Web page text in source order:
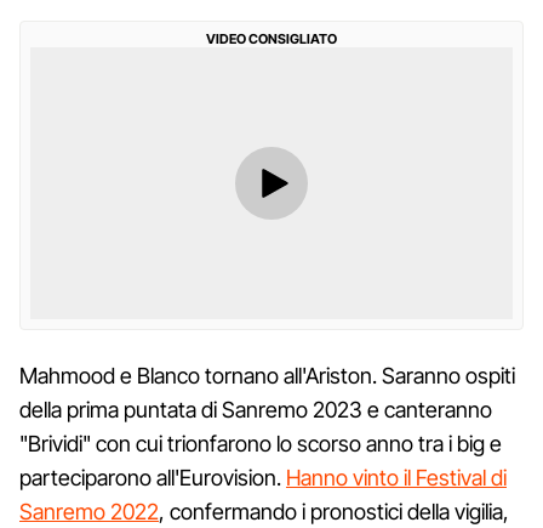
VIDEO CONSIGLIATO
Mahmood e Blanco tornano all'Ariston. Saranno ospiti
della prima puntata di Sanremo 2023 e canteranno
"Brividi" con cui trionfarono lo scorso anno tra i big e
parteciparono all'Eurovision. Hanno vinto il Festival di
Sanremo 2022, confermando i pronostici della vigilia,